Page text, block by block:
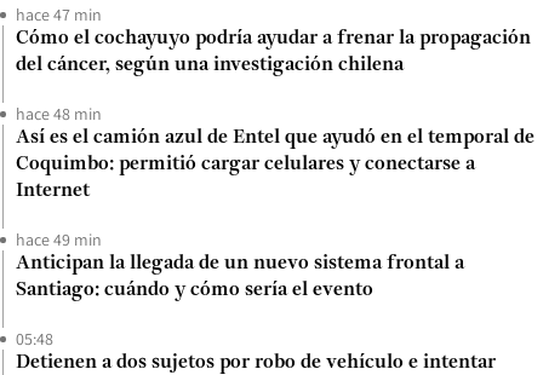
hace 47 min
Cómo el cochayuyo podría ayudar a frenar la propagación
del cáncer, según una investigación chilena
hace 48 min
Así es el camión azul de Entel que ayudó en el temporal de
Coquimbo: permitió cargar celulares y conectarse a
Internet
hace 49 min
Anticipan la llegada de un nuevo sistema frontal a
Santiago: cuándo y cómo sería el evento
05:48
Detienen a dos sujetos por robo de vehículo e intentar